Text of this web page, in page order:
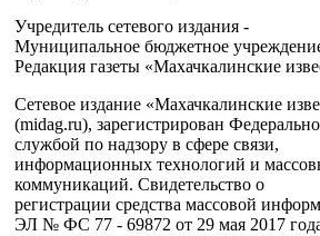
Учредитель сетевого издания -
Муниципальное бюджетное
Редакция газеты «Махачкалинские
Сетевое издание «Махачкалинские
(midag.ru), зарегистрирован
службой по надзору в сфере связи,
информационных технологий и
коммуникаций. Свидетельство о
регистрации средства массовой
ЭЛ № ФС 77 - 69872 от 29 мая 2017